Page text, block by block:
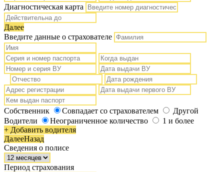
Диагностическая карта
Далее
Введите данные о страхователе
Собственник Совпадает со страхователем
Другой
Водители
Неограниченное количество
1 и более
+ Добавить водителя
ДалееНазад
Сведения о полисе
Период страхования